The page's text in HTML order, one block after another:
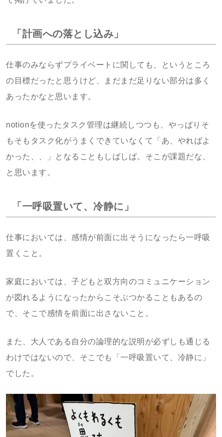
「計画への落とし込み」
仕事のみならずプライベートに関しても、というところ
の目標だったと思うけど、まだまだ足りない部分は多く
あったかなと思います。
notionを使ったタスク管理は継続しつつも、やっぱりそ
もそもタスク化がうまくできていなくて「あ、やればよ
かった、、」となることもしばしば。そこが課題だな、
と思います。
「一呼吸置いて、冷静に」
仕事においては、感情が前面に出そうになったら一呼吸
置くこと。
家庭においては、子どもと双方向のコミュニケーション
が図れるようになったからこそぶつかることもあるの
で、そこで感情を前面に出さないこと。
また、大人である自分の論理的な説明が必ずしも通じる
わけではないので、そこでも「一呼吸置いて、冷静に」
でした。